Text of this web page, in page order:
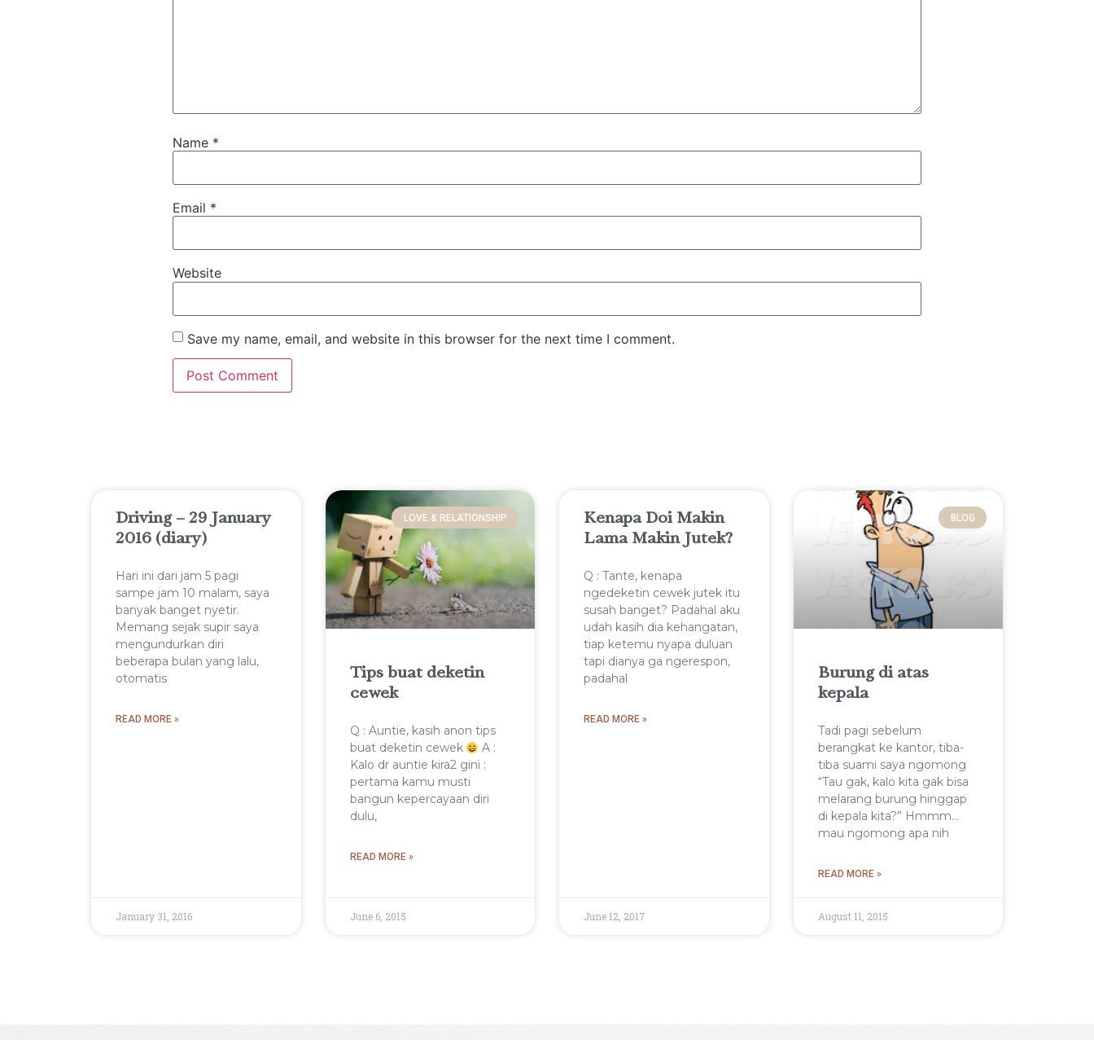
Name *
Email *
Website
Save my name, email, and website in this browser for the next time I comment.
Driving – 29 January
2016 (diary)
Hari ini dari jam 5 pagi
sampe jam 10 malam, saya
banyak banget nyetir.
Memang sejak supir saya
mengundurkan diri
beberapa bulan yang lalu,
otomatis
READ MORE »
January 31, 2016
LOVE & RELATIONSHIP
Tips buat deketin
cewek
Q : Auntie, kasih anon tips
buat deketin cewek
A :
Kalo dr auntie kira2 gini :
pertama kamu musti
bangun kepercayaan diri
dulu,
READ MORE »
June 6, 2015
Kenapa Doi Makin
Lama Makin Jutek?
Q : Tante, kenapa
ngedeketin cewek jutek itu
susah banget? Padahal aku
udah kasih dia kehangatan,
tiap ketemu nyapa duluan
tapi dianya ga ngerespon,
padahal
READ MORE »
June 12, 2017
BLOG
Burung di atas
kepala
Tadi pagi sebelum
berangkat ke kantor, tiba-
tiba suami saya ngomong
“Tau gak, kalo kita gak bisa
melarang burung hinggap
di kepala kita?” Hmmm…
mau ngomong apa nih
READ MORE »
August 11, 2015